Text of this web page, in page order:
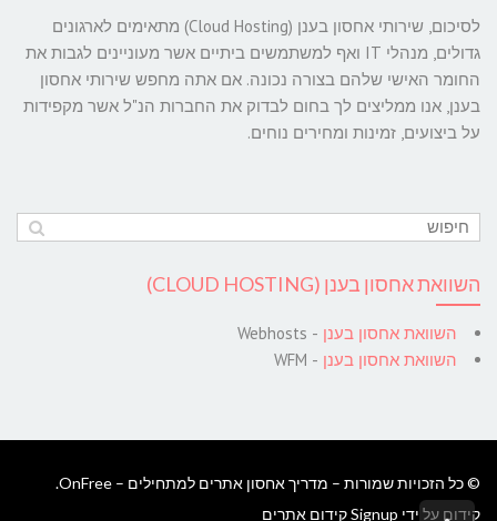
לסיכום, שירותי אחסון בענן (Cloud Hosting) מתאימים לארגונים
גדולים, מנהלי IT ואף למשתמשים ביתיים אשר מעוניינים לגבות את
החומר האישי שלהם בצורה נכונה. אם אתה מחפש שירותי אחסון
בענן, אנו ממליצים לך בחום לבדוק את החברות הנ"ל אשר מקפידות
על ביצועים, זמינות ומחירים נוחים.
השוואת אחסון בענן (CLOUD HOSTING)
השוואת אחסון בענן - Webhosts
השוואת אחסון בענן - WFM
© כל הזכויות שמורות – מדריך אחסון אתרים למתחילים – OnFree.
קידום על ידי Signup קידום אתרים